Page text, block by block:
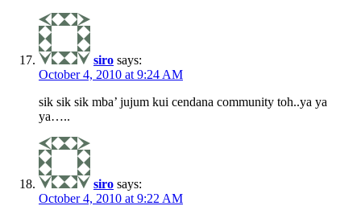
siro says:
October 4, 2010 at 9:24 AM
sik sik sik mba’ jujum kui cendana community toh..ya ya
ya…..
siro says:
October 4, 2010 at 9:22 AM